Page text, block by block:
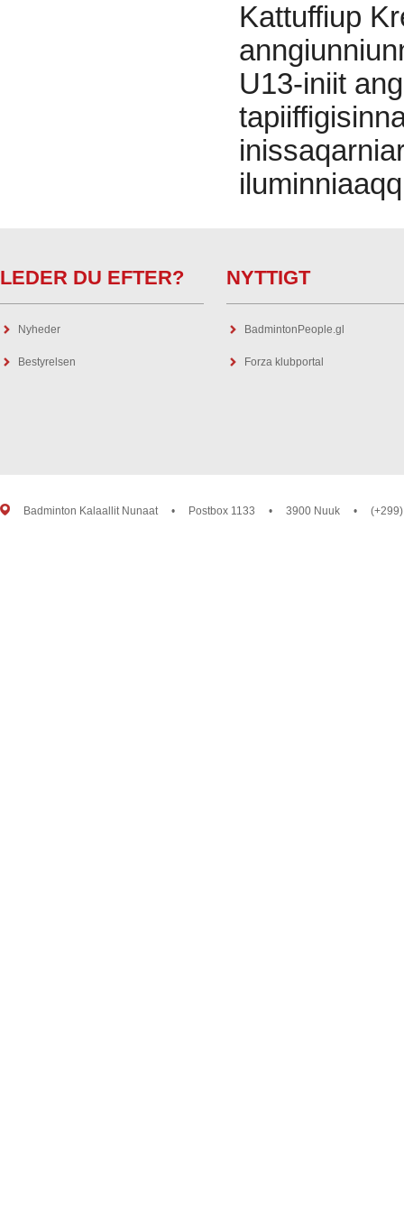
Kattuffiup
U13-iniit
LEDER DU EFTER?
Nyheder
Bestyrelsen
NYTTIGT
BadmintonPeople.gl
Forza klubportal
Badminton Kalaallit Nunaat • Postbox 1133 • 3900 Nuuk •